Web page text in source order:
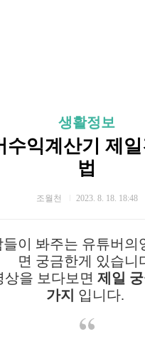
생활정보
수익계산기 제
법
조월천 2023. 8. 18. 18:48
들이 봐주는 유튜버의
면 궁금한게 있습니
상을 보다보면 제일
가지 입니다.